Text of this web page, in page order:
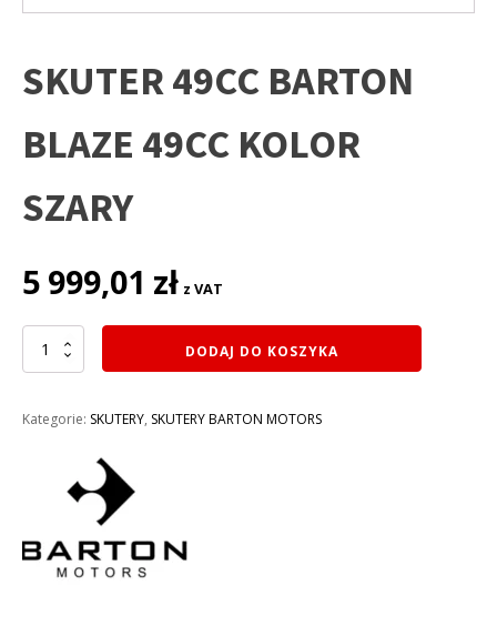
SKUTER 49CC BARTON
BLAZE 49CC KOLOR
SZARY
5 999,01 zł z VAT
ilość
SKUTER
BLAZE
DODAJ DO KOSZYKA
Kategorie: SKUTERY, SKUTERY BARTON MOTORS